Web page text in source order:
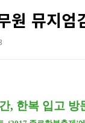
원 뮤지
, 한복 입고 방